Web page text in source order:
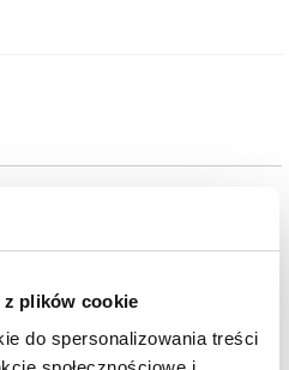
plików cookie
do spersonalizowania treści